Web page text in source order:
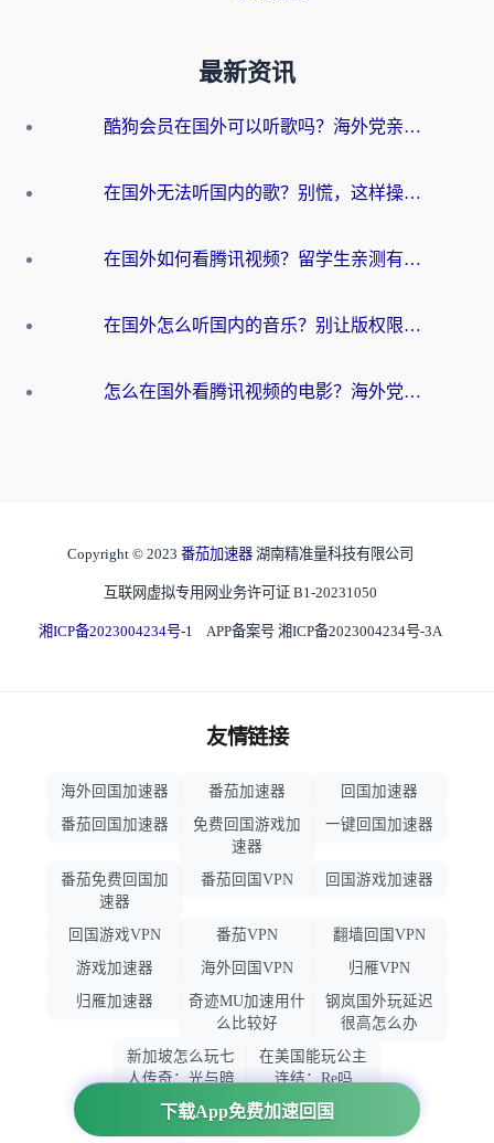
最新资讯
酷狗会员在国外可以听歌吗？海外党亲测有效：3步解决音乐权限难题
在国外无法听国内的歌？别慌，这样操作就能畅听QQ音乐（附亲测加速器推荐）
在国外如何看腾讯视频？留学生亲测有效的回国加速方案
在国外怎么听国内的音乐？别让版权限制断了你的华语歌单
怎么在国外看腾讯视频的电影？海外党亲测有效的回国加速指南
下载App免费加速回国
Copyright © 2023 番茄加速器 湖南精准量科技有限公司
互联网虚拟专用网业务许可证 B1-20231050
湘ICP备2023004234号-1 APP备案号 湘ICP备2023004234号-3A
友情链接
海外回国加速器 番茄加速器
回国加速器
番茄回国加速器
免费回国游戏加
速器
一键回国加速器
番茄免费回国加
速器
番茄回国VPN 回国游戏加速器
回国游戏VPN 番茄VPN
翻墙回国VPN
游戏加速器
海外回国VPN
归雁VPN
归雁加速器
奇迹MU加速用什
么比较好
钢岚国外玩延迟
很高怎么办
新加坡怎么玩七
人传奇：光与暗
之交战
在美国能玩公主
连结：Re吗